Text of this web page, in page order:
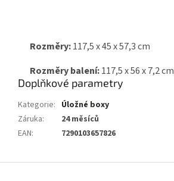
Rozměry:117,5 x 45 x 57,3 cm
Rozměry balení:117,5 x 56 x 7,2 cm
Doplňkové parametry
Kategorie: Úložné boxy
Záruka:
24 měsíců
EAN: 7290103657826